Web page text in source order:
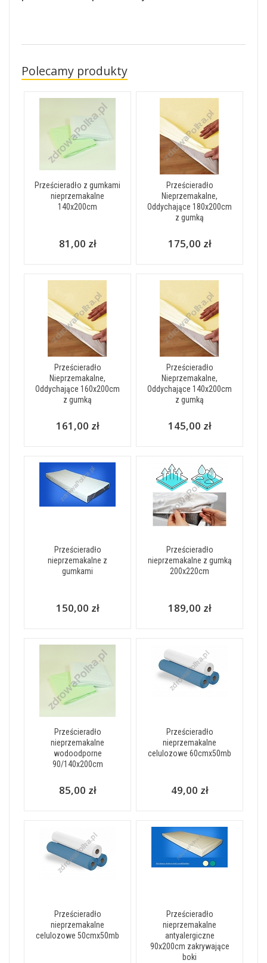
Polecamy produkty
Prześcieradło z gumkami
nieprzemakalne
140x200cm
81,00 zł
Prześcieradło
Nieprzemakalne,
Oddychające 180x200cm
z gumką
175,00 zł
Prześcieradło
Nieprzemakalne,
Oddychające 160x200cm
z gumką
161,00 zł
Prześcieradło
Nieprzemakalne,
Oddychające 140x200cm
z gumką
145,00 zł
Prześcieradło
nieprzemakalne z
gumkami
150,00 zł
Prześcieradło
nieprzemakalne z gumką
200x220cm
189,00 zł
Prześcieradło
nieprzemakalne
wodoodporne
90/140x200cm
85,00 zł
Prześcieradło
nieprzemakalne
celulozowe 60cmx50mb
49,00 zł
Prześcieradło
nieprzemakalne
celulozowe 50cmx50mb
Prześcieradło
nieprzemakalne
antyalergiczne
90x200cm zakrywające
boki